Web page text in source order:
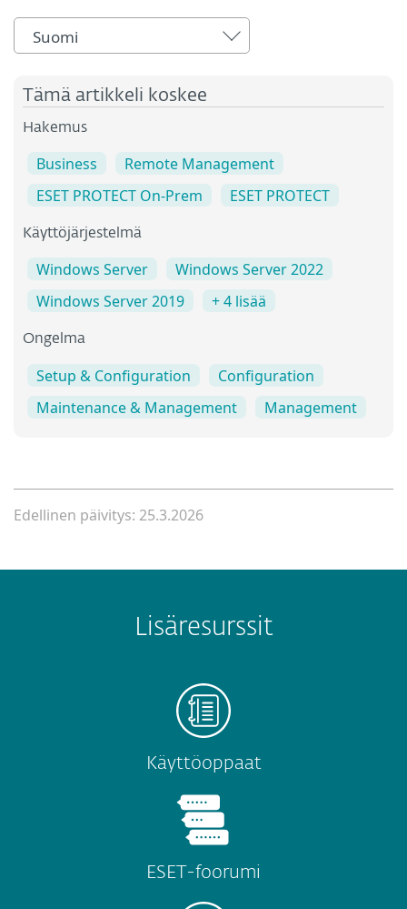
Suomi
Tämä artikkeli koskee
Hakemus
Business
Remote Management
ESET PROTECT On-Prem
ESET PROTECT
Käyttöjärjestelmä
Windows Server
Windows Server 2022
Windows Server 2019
+ 4 lisää
Ongelma
Setup & Configuration
Configuration
Maintenance & Management
Management
Edellinen päivitys: 25.3.2026
Lisäresurssit
Käyttöoppaat
ESET-foorumi